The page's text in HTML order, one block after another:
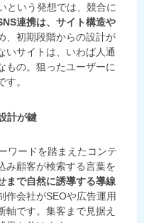
という発想では、競合に
連携は、サイト構造や
、初期段階からの設計が
いサイトは、いわば人通
もの。狙ったユーザーに
。
計が鍵
ワードを踏まえたコンテ
み顧客が検索する言葉を
まで自然に誘導する導線
作会社がSEOや広告運用
軸です。集客まで見据え